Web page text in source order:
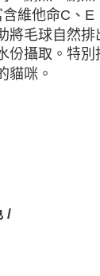
維他命C 、 E
將毛球自然排
份攝取。特別
貓咪。
/